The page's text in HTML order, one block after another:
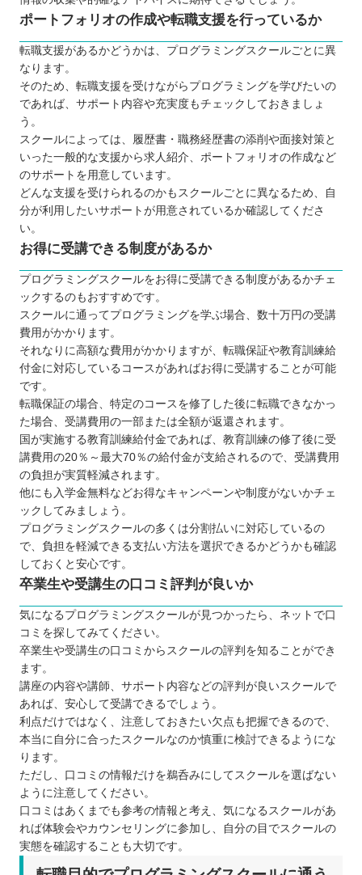
ポートフォリオの作成や転職支援を行っているか
転職支援があるかどうかは、プログラミングスクールごとに異
なります。
そのため、転職支援を受けながらプログラミングを学びたいの
であれば、サポート内容や充実度もチェックしておきましょ
う。
スクールによっては、履歴書・職務経歴書の添削や面接対策と
いった一般的な支援から求人紹介、ポートフォリオの作成など
のサポートを用意しています。
どんな支援を受けられるのかもスクールごとに異なるため、自
分が利用したいサポートが用意されているか確認してくださ
い。
お得に受講できる制度があるか
プログラミングスクールをお得に受講できる制度があるかチェ
ックするのもおすすめです。
スクールに通ってプログラミングを学ぶ場合、数十万円の受講
費用がかかります。
それなりに高額な費用がかかりますが、転職保証や教育訓練給
付金に対応しているコースがあればお得に受講することが可能
です。
転職保証の場合、特定のコースを修了した後に転職できなかっ
た場合、受講費用の一部または全額が返還されます。
国が実施する教育訓練給付金であれば、教育訓練の修了後に受
講費用の20％～最大70％の給付金が支給されるので、受講費用
の負担が実質軽減されます。
他にも入学金無料などお得なキャンペーンや制度がないかチェ
ックしてみましょう。
プログラミングスクールの多くは分割払いに対応しているの
で、負担を軽減できる支払い方法を選択できるかどうかも確認
しておくと安心です。
卒業生や受講生の口コミ評判が良いか
気になるプログラミングスクールが見つかったら、ネットで口
コミを探してみてください。
卒業生や受講生の口コミからスクールの評判を知ることができ
ます。
講座の内容や講師、サポート内容などの評判が良いスクールで
あれば、安心して受講できるでしょう。
利点だけではなく、注意しておきたい欠点も把握できるので、
本当に自分に合ったスクールなのか慎重に検討できるようにな
ります。
ただし、口コミの情報だけを鵜呑みにしてスクールを選ばない
ように注意してください。
口コミはあくまでも参考の情報と考え、気になるスクールがあ
れば体験会やカウンセリングに参加し、自分の目でスクールの
実態を確認することも大切です。